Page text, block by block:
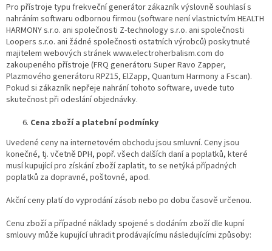
Pro přístroje typu frekveční generátor zákazník výslovně souhlasí s
nahráním softwaru odbornou firmou (software není vlastnictvím HEALTH
HARMONY s.r.o. ani společnosti Z-technology s.r.o. ani společnosti
Loopers s.r.o. ani žádné společnosti ostatních výrobců) poskytnuté
majitelem webových stránek www.electroherbalism.com do
zakoupeného přístroje (FRQ generátoru Super Ravo Zapper,
Plazmového generátoru RPZ15, ElZapp, Quantum Harmony a Fscan).
Pokud si zákazník nepřeje nahrání tohoto software, uvede tuto
skutečnost při odeslání objednávky.
Cena zboží a platební podmínky
Uvedené ceny na internetovém obchodu jsou smluvní. Ceny jsou
konečné, tj. včetně DPH, popř. všech dalších daní a poplatků, které
musí kupující pro získání zboží zaplatit, to se netýká případných
poplatků za dopravné, poštovné, apod.
Akční ceny platí do vyprodání zásob nebo po dobu časově určenou.
Cenu zboží a případné náklady spojené s dodáním zboží dle kupní
smlouvy může kupující uhradit prodávajícímu následujícími způsoby: